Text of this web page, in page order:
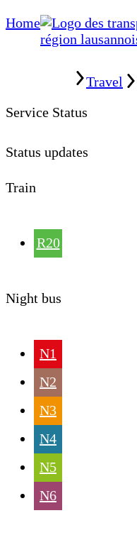
Home
Travel
Service Status
Status updates
Train
R20
Night bus
N1
N2
N3
N4
N5
N6